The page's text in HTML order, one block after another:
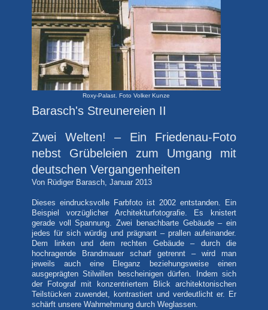
Roxy-Palast. Foto Volker Kunze
Barasch's Streunereien II
Zwei Welten! – Ein Friedenau-Foto
nebst Grübeleien zum Umgang mit
deutschen Vergangenheiten
Von Rüdiger Barasch, Januar 2013
Dieses eindrucksvolle Farbfoto ist 2002 entstanden. Ein
Beispiel vorzüglicher Architekturfotografie. Es knistert
gerade voll Spannung. Zwei benachbarte Gebäude – ein
jedes für sich würdig und prägnant – prallen aufeinander.
Dem linken und dem rechten Gebäude – durch die
hochragende Brandmauer scharf getrennt – wird man
jeweils auch eine Eleganz beziehungsweise einen
ausgeprägten Stilwillen bescheinigen dürfen. Indem sich
der Fotograf mit konzentriertem Blick architektonischen
Teilstücken zuwendet, kontrastiert und verdeutlicht er. Er
schärft unsere Wahrnehmung durch Weglassen.